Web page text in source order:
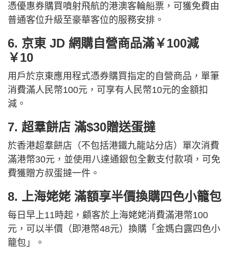
憑優惠券購買噴射飛航的港澳客輪船票，可獲免費由
普通客位升級至豪華客位的服務安排。
6. 京東 JD 網購自營商品滿￥100減
￥10
用戶於京東應用程式憑券購買指定的自營商品，單筆
消費滿人民幣100元，可享有人民幣10元的金額扣
減。
7. 超羣餅店 滿$30贈送蛋撻
於香港超羣餅店（不包括港鐵九龍站分店）單次消費
滿港幣30元，並使用八達通銀包全數支付款項，可免
費獲贈方叔蛋撻一件。
8. 上海姥姥 滿額享半價換購四色小籠包
每日早上11時起，顧客於上海姥姥消費滿港幣100
元，可以半價（即港幣48元）換購「金媽白露四色小
籠包」。